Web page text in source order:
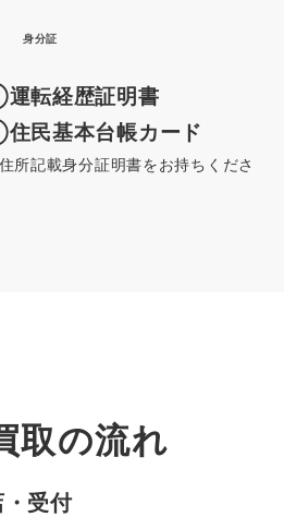
身分証
転経歴証明書
基本台帳カード
所記載身分証明書をお持ちくださ
取の流れ
受付